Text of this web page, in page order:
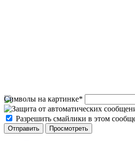
Символы на картинке*
Разрешить смайлики в этом